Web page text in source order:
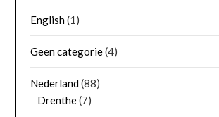
English(1)
Geen categorie(4)
Nederland(88)
Drenthe(7)